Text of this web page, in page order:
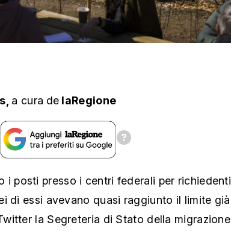
a cura de laRegione
i posti presso i centri federali per richiedenti
di essi avevano quasi raggiunto il limite già
la Segreteria di Stato della migrazione